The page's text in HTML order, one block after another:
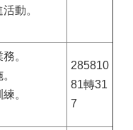
動。
。
。
285810
81轉31
7